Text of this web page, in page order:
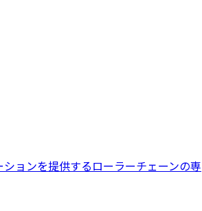
ョンを提供するローラーチェーンの専